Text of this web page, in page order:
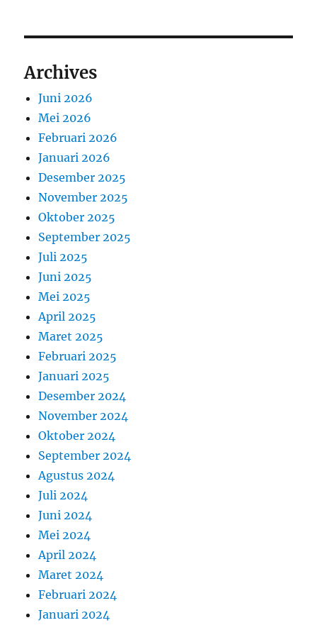
Archives
Juni 2026
Mei 2026
Februari 2026
Januari 2026
Desember 2025
November 2025
Oktober 2025
September 2025
Juli 2025
Juni 2025
Mei 2025
April 2025
Maret 2025
Februari 2025
Januari 2025
Desember 2024
November 2024
Oktober 2024
September 2024
Agustus 2024
Juli 2024
Juni 2024
Mei 2024
April 2024
Maret 2024
Februari 2024
Januari 2024